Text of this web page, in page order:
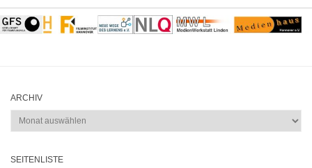
ARCHIV
Archiv
SEITENLISTE